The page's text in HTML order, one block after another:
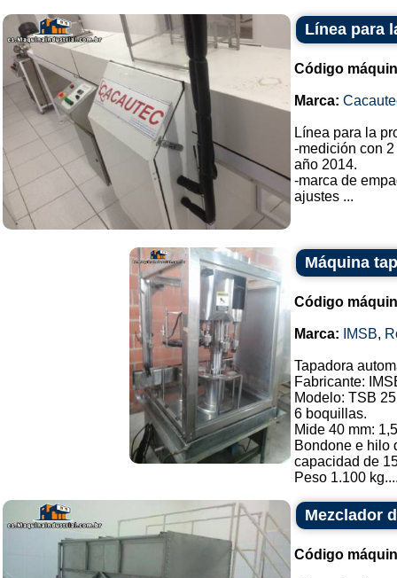
Línea para
Código
Marca:
Línea para la
-medición con
año 2014.
-marca de
ajustes ...
Máquina
Código
Marca: IMSB,
Tapadora
Fabricante:
Modelo: TSB
6 boquillas.
Mide 40 mm:
Bondone e hilo
capacidad de
Peso 1.100
Mezclador
Código